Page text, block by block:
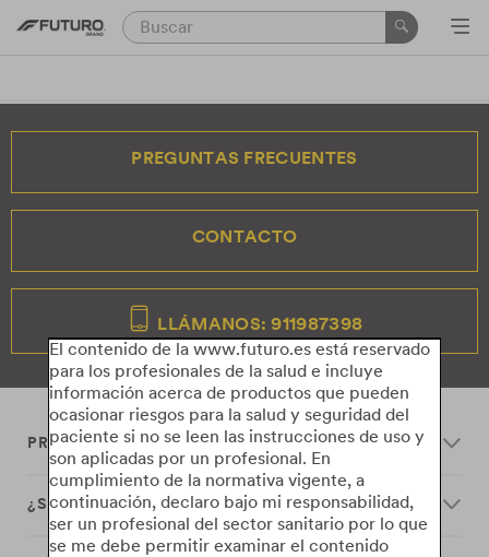
El contenido de la www.futuro.es está reservado
para los profesionales de la salud e incluye
información acerca de productos que pueden
ocasionar riesgos para la salud y seguridad del
paciente si no se leen las instrucciones de uso y
son aplicadas por un profesional. En
cumplimiento de la normativa vigente, a
continuación, declaro bajo mi responsabilidad,
ser un profesional del sector sanitario por lo que
se me debe permitir examinar el contenido
PREGUNTAS FRECUENTES
CONTACTO
LLÁMANOS: 911987398
PRODUCTS
¿SEGUIMOS?